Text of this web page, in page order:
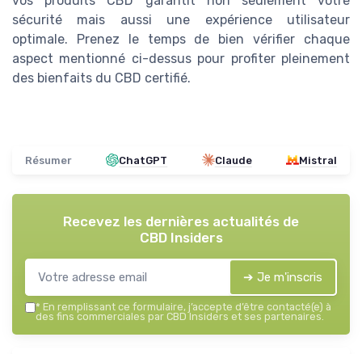
sécurité mais aussi une expérience utilisateur
optimale. Prenez le temps de bien vérifier chaque
aspect mentionné ci-dessus pour profiter pleinement
des bienfaits du CBD certifié.
Résumer ChatGPT Claude Mistral
Recevez les dernières actualités de
CBD Insiders
➔ Je m'inscris
* En remplissant ce formulaire, j’accepte d’être contacté(e) à
des fins commerciales par CBD Insiders et ses partenaires.